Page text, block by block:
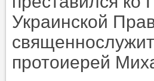
Украинской
протоиерей